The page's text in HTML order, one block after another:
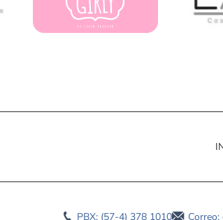
PBX: (57-4) 378 1010 Correo: